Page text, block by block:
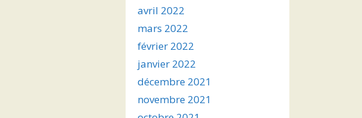
avril 2022
mars 2022
février 2022
janvier 2022
décembre 2021
novembre 2021